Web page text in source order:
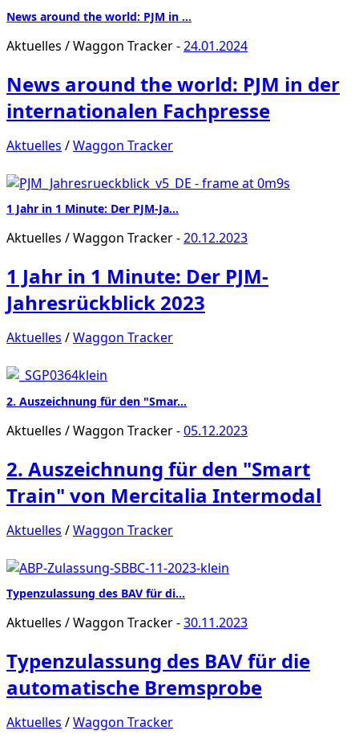
News around the world: PJM in …
Aktuelles /Waggon Tracker-24.01.2024
News around the world: PJM in der
internationalen Fachpresse
Aktuelles /Waggon Tracker
1 Jahr in 1 Minute: Der PJM-Ja…
Aktuelles /Waggon Tracker-20.12.2023
1 Jahr in 1 Minute: Der PJM-
Jahresrückblick 2023
Aktuelles /Waggon Tracker
2. Auszeichnung für den "Smar…
Aktuelles /Waggon Tracker-05.12.2023
2. Auszeichnung für den "Smart
Train" von Mercitalia Intermodal
Aktuelles /Waggon Tracker
Typenzulassung des BAV für di…
Aktuelles /Waggon Tracker-30.11.2023
Typenzulassung des BAV für die
automatische Bremsprobe
Aktuelles /Waggon Tracker